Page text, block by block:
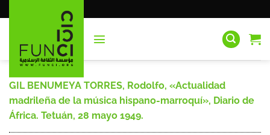
al
GIL BENUMEYA TORRES, Rodolfo, «Actualidad
madrileña de la música hispano-marroquí», Diario de
África. Tetuán, 28 mayo 1949.